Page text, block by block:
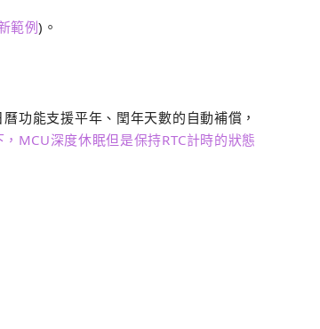
範例)。
功能支援平年、閏年天數的自動補償，
MCU深度休眠但是保持RTC計時的狀態